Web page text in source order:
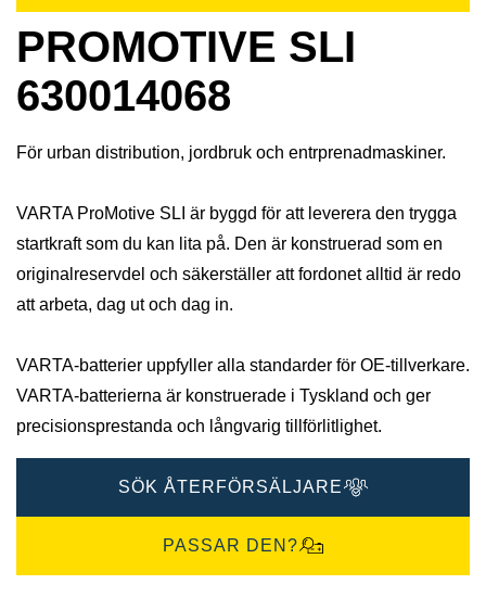
PROMOTIVE SLI
630014068
För urban distribution, jordbruk och entrprenadmaskiner.
VARTA ProMotive SLI är byggd för att leverera den trygga
startkraft som du kan lita på. Den är konstruerad som en
originalreservdel och säkerställer att fordonet alltid är redo
att arbeta, dag ut och dag in.
VARTA-batterier uppfyller alla standarder för OE-tillverkare.
VARTA-batterierna är konstruerade i Tyskland och ger
precisionsprestanda och långvarig tillförlitlighet.
SÖK ÅTERFÖRSÄLJARE
PASSAR DEN?